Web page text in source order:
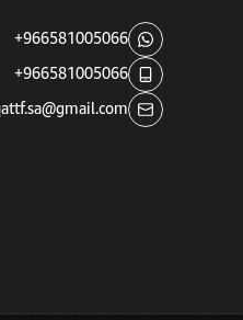
+966581005066
+966581005066